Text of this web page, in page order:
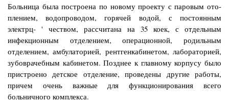
Больница была построена по новому проекту с паровым ото­
плением, водопроводом, горячей водой, с постоянным
электрц- ' чеством, рассчитана на 35 коек, с отдельным
инфекционным от­делением, операционной, родильным
отделением, амбулаторией, рентгенкабинетом, лабораторией,
зубоврачебным кабинетом. Позднее к главному корпусу было
пристроено детское отделение, проведены другие работы,
причем очень важные для функцио­нирования всего
больничного комплекса.